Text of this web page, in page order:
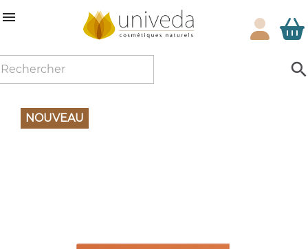

NOUVEAU